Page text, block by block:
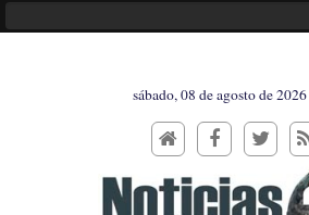
sábado, 08 de agosto de 2026